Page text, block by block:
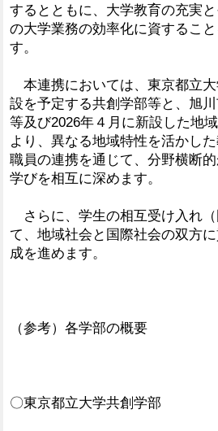
するとともに、大学教育の充実
の大学業務の効率化に資するこ
す。
本連携においては、東京都立大
設を予定する共創学部等と、旭
等及び2026年４月に新設した地
より、異なる地域特性を活かし
職員の連携を通じて、分野横断
学びを相互に深めます。
さらに、学生の相互受け入れ
て、地域社会と国際社会の双方
成を進めます。
（参考）各学部の概要
〇東京都立大学共創学部